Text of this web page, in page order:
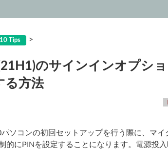
Tips >
のサインインオプシ
る方法
ソコンの初回セットアップを行う際に、マイ
的にPINを設定することになります。電源投